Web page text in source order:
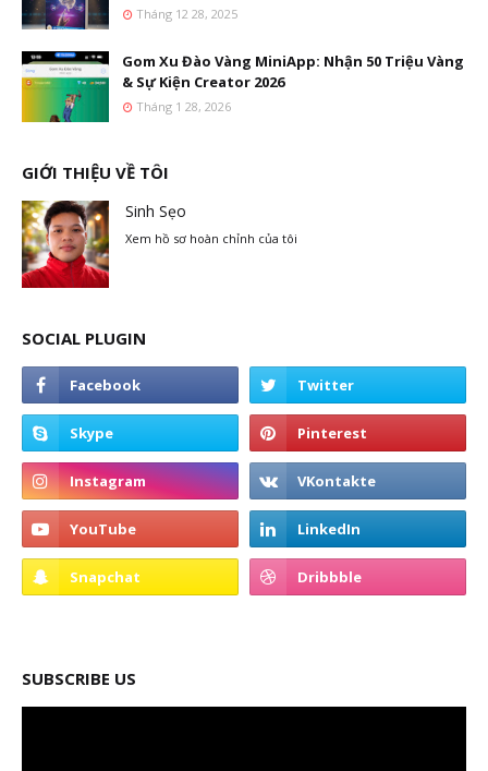
Tháng 12 28, 2025
Gom Xu Đào Vàng MiniApp: Nhận 50 Triệu Vàng
& Sự Kiện Creator 2026
Tháng 1 28, 2026
GIỚI THIỆU VỀ TÔI
Sinh Sẹo
Xem hồ sơ hoàn chỉnh của tôi
SOCIAL PLUGIN
SUBSCRIBE US